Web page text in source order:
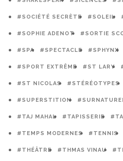
#SOCIÉTÉ SECRÈTE #SOLEIL
#SOPHIE ADENOT #SORTIE
#SPA #SPECTACLE #SPHYNX
#SPORT EXTRÊME #ST LARY
#ST NICOLAS #STÉRÉOTYPES
#SUPERSTITION
#TAJ MAHAL #TAPISSERIE
#TEMPS MODERNES #TENNIS
#THÉÂTRE #THMAS VINAU